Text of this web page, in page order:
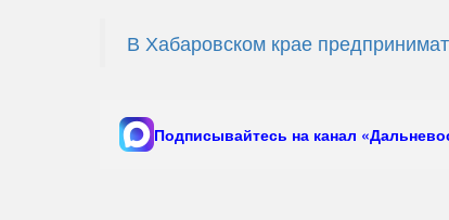
В Хабаровском крае
Подписывайтесь на канал